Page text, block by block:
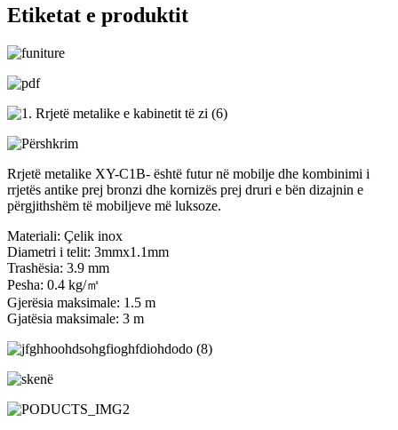
Etiketat e produktit
Rrjetë metalike XY-C1B- është futur në mobilje dhe kombinimi i
rrjetës antike prej bronzi dhe kornizës prej druri e bën dizajnin e
përgjithshëm të mobiljeve më luksoze.
Materiali: Çelik inox
Diametri i telit: 3mmx1.1mm
Trashësia: 3.9 mm
Pesha: 0.4 kg/㎡
Gjerësia maksimale: 1.5 m
Gjatësia maksimale: 3 m